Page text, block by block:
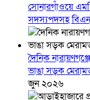
সোনারগাঁওয়ে
সদস্যপদসহ
দৈনিক
ভাঙা সড়ক
জুন ২০২৬